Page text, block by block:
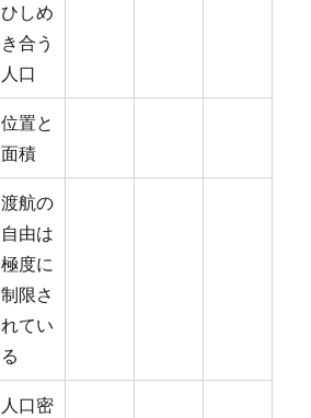
ひしめ
き合う
人口
位置と
面積
渡航の
自由は
極度に
制限さ
れてい
る
人口密